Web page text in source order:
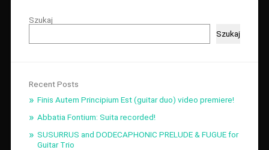
Szukaj
Szukaj
Recent Posts
Finis Autem Principium Est (guitar duo) video premiere!
Abbatia Fontium: Suita recorded!
SUSURRUS and DODECAPHONIC PRELUDE & FUGUE for
Guitar Trio